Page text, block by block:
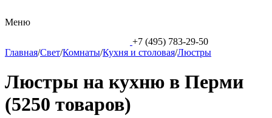
Меню
+7 (495) 783-29-50
Главная/Свет/Комнаты/Кухня и столовая/Люстры
Люстры на кухню в Перми
(5250 товаров)